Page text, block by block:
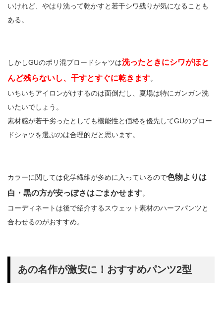
いけれど、やはり洗って乾かすと若干シワ残りが気になることも
ある。
しかしGUのポリ混ブロードシャツは洗ったときにシワがほと
んど残らないし、干すとすぐに乾きます。
いちいちアイロンがけするのは面倒だし、夏場は特にガンガン洗
いたいでしょう。
素材感が若干劣ったとしても機能性と価格を優先してGUのブロー
ドシャツを選ぶのは合理的だと思います。
カラーに関しては化学繊維が多めに入っているので色物よりは
白・黒の方が安っぽさはごまかせます。
コーディネートは後で紹介するスウェット素材のハーフパンツと
合わせるのがおすすめ。
あの名作が激安に！おすすめパンツ2型